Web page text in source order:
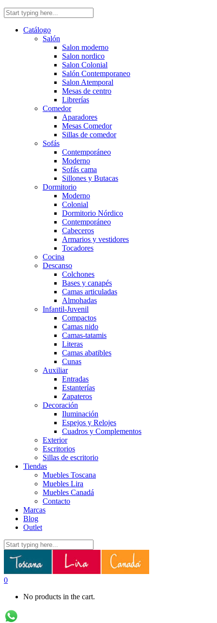
Catálogo
Salón
Salon moderno
Salon nordico
Salon Colonial
Salón Contemporaneo
Salon Atemporal
Mesas de centro
Librerías
Comedor
Aparadores
Mesas Comedor
Sillas de comedor
Sofás
Contemporáneo
Moderno
Sofás cama
Sillones y Butacas
Dormitorio
Moderno
Colonial
Dormitorio Nórdico
Contemporáneo
Cabeceros
Armarios y vestidores
Tocadores
Cocina
Descanso
Colchones
Bases y canapés
Camas articuladas
Almohadas
Infantil-Juvenil
Compactos
Camas nido
Camas-tatamis
Literas
Camas abatibles
Cunas
Auxiliar
Entradas
Estanterías
Zapateros
Decoración
Iluminación
Espejos y Relojes
Cuadros y Complementos
Exterior
Escritorios
Sillas de escritorio
Tiendas
Muebles Toscana
Muebles Lira
Muebles Canadá
Contacto
Marcas
Blog
Outlet
0
No products in the cart.